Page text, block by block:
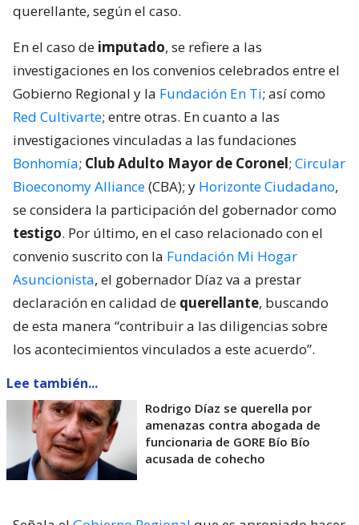
querellante, según el caso.
En el caso de imputado, se refiere a las
investigaciones en los convenios celebrados entre el
Gobierno Regional y la Fundación En Ti; así como
Red Cultivarte; entre otras. En cuanto a las
investigaciones vinculadas a las fundaciones
Bonhomía; Club Adulto Mayor de Coronel; Circular
Bioeconomy Alliance(CBA); y Horizonte Ciudadano,
se considera la participación del gobernador como
testigo. Por último, en el caso relacionado con el
convenio suscrito con la Fundación Mi Hogar
Asuncionista, el gobernador Díaz va a prestar
declaración en calidad de querellante, buscando
de esta manera “contribuir a las diligencias sobre
los acontecimientos vinculados a este acuerdo”.
Lee también...
Rodrigo Díaz se querella por
amenazas contra abogada de
funcionaria de GORE Bío Bío
acusada de cohecho